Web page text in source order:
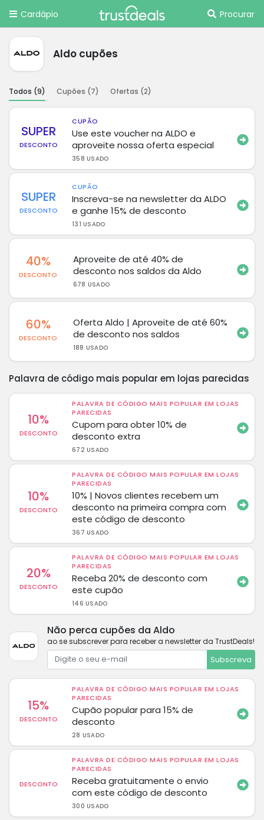
Cardápio Procurar
Aldo cupões
Todos (9) Cupões (7) Ofertas (2)
SUPER
DESCONTO
CUPÃO
Use este voucher na ALDO e
aproveite nossa oferta especial
358 USADO
SUPER
DESCONTO
CUPÃO
Inscreva-se na newsletter da ALDO
e ganhe 15% de desconto
131 USADO
40%
DESCONTO
Aproveite de até 40% de
desconto nos saldos da Aldo
678 USADO
60%
DESCONTO
Oferta Aldo | Aproveite de até 60%
de desconto nos saldos
188 USADO
Palavra de código mais popular em lojas parecidas
10%
DESCONTO
PALAVRA DE CÓDIGO MAIS POPULAR EM LOJAS
PARECIDAS
Cupom para obter 10% de
desconto extra
672 USADO
10%
DESCONTO
PALAVRA DE CÓDIGO MAIS POPULAR EM LOJAS
PARECIDAS
10% | Novos clientes recebem um
desconto na primeira compra com
este código de desconto
367 USADO
20%
DESCONTO
PALAVRA DE CÓDIGO MAIS POPULAR EM LOJAS
PARECIDAS
Receba 20% de desconto com
este cupão
146 USADO
Não perca cupões da Aldo
ao se subscrever para receber a newsletter da TrustDeals!
Subscreva
15%
DESCONTO
PALAVRA DE CÓDIGO MAIS POPULAR EM LOJAS
PARECIDAS
Cupão popular para 15% de
desconto
28 USADO
DESCONTO
PALAVRA DE CÓDIGO MAIS POPULAR EM LOJAS
PARECIDAS
Receba gratuitamente o envio
com este código de desconto
300 USADO